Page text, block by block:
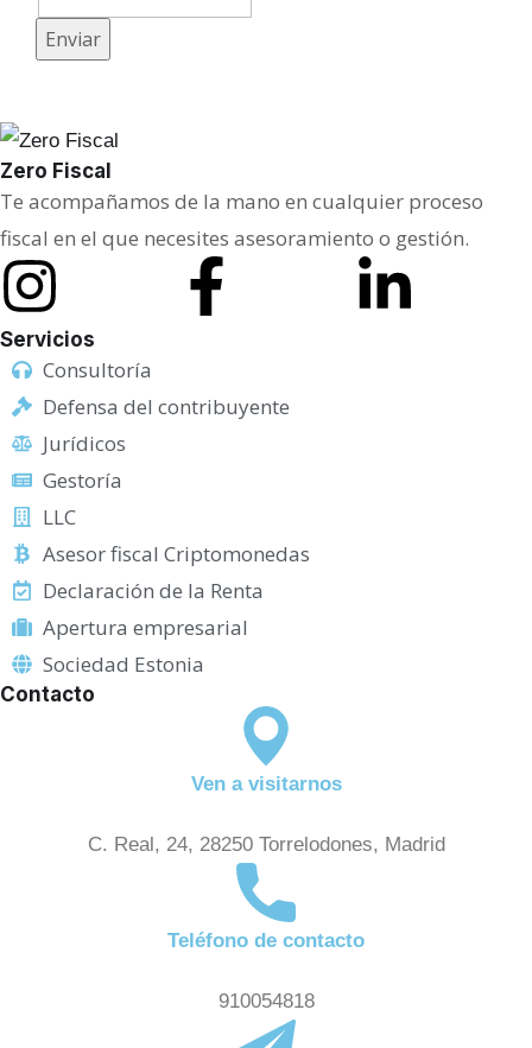
ó
Enviar
Zero Fiscal
Te acompañamos de la mano en cualquier proceso
fiscal en el que necesites asesoramiento o gestión.
Servicios
Consultoría
Defensa del contribuyente
Jurídicos
Gestoría
LLC
Asesor fiscal Criptomonedas
Declaración de la Renta
Apertura empresarial
Sociedad Estonia
Contacto
Ven a visitarnos
C. Real, 24, 28250 Torrelodones, Madrid
Teléfono de contacto
910054818